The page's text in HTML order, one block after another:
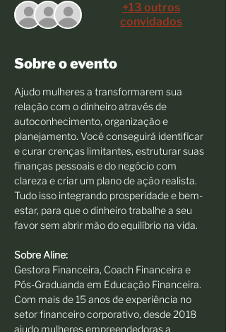
+13 outros
convidados
Sobre o evento
Ajudo mulheres a transformarem sua
relação com o dinheiro através de
autoconhecimento, organização e
planejamento. Você conseguirá identificar
e curar crenças limitantes, estruturar suas
finanças pessoais e do negócio com
clareza e criar um plano de ação realista.
Tudo isso integrando prosperidade e bem-
estar, para que o dinheiro trabalhe a seu
favor sem abrir mão do equilíbrio na vida.
Sobre Aline:
Gestora Financeira, Coach Financeira e
Pós-Graduanda em Educação Financeira.
Com mais de 15 anos de experiência no
setor financeiro corporativo, desde 2018
ajudo mulheres empreendedoras a